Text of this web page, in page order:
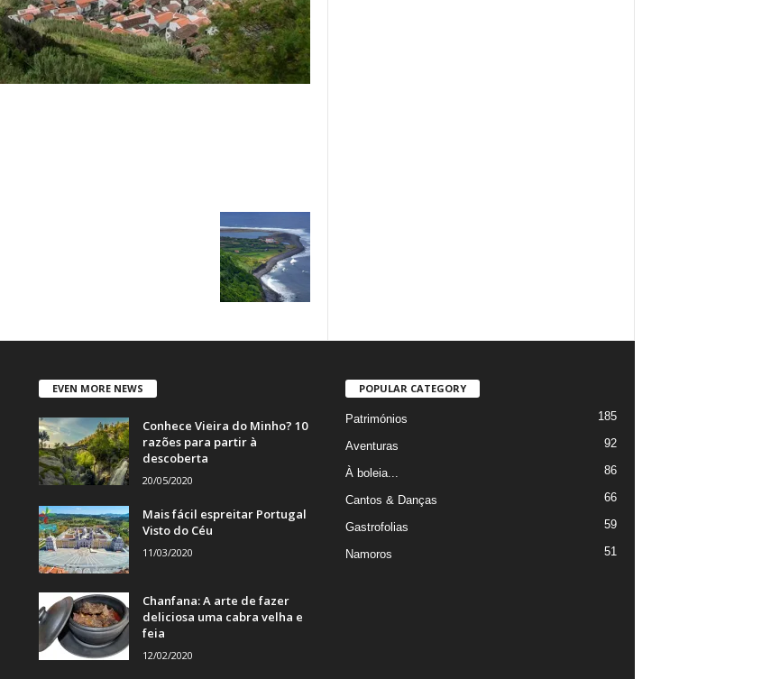
EVEN MORE NEWS
Conhece Vieira do Minho? 10
razões para partir à
descoberta
20/05/2020
Mais fácil espreitar Portugal
Visto do Céu
11/03/2020
Chanfana: A arte de fazer
deliciosa uma cabra velha e
feia
12/02/2020
POPULAR CATEGORY
Patrimónios 185
Aventuras 92
À boleia... 86
Cantos & Danças 66
Gastrofolias 59
Namoros 51